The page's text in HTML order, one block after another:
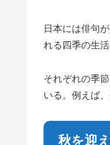
日本には俳句
れる四季の生
それぞれの季
いる。例えば
秋を迎